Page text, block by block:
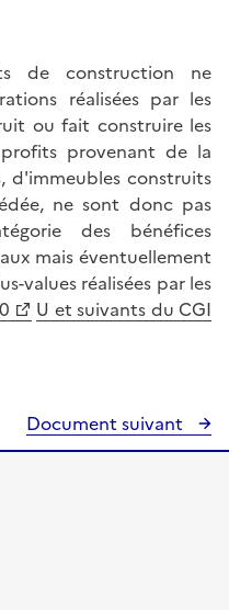
de construction ne
réalisées par les
ou fait construire les
provenant de la
d'immeubles construits
ne sont donc pas
des bénéfices
mais éventuellement
values réalisées par les
U et suivants du CGI
Document suivant